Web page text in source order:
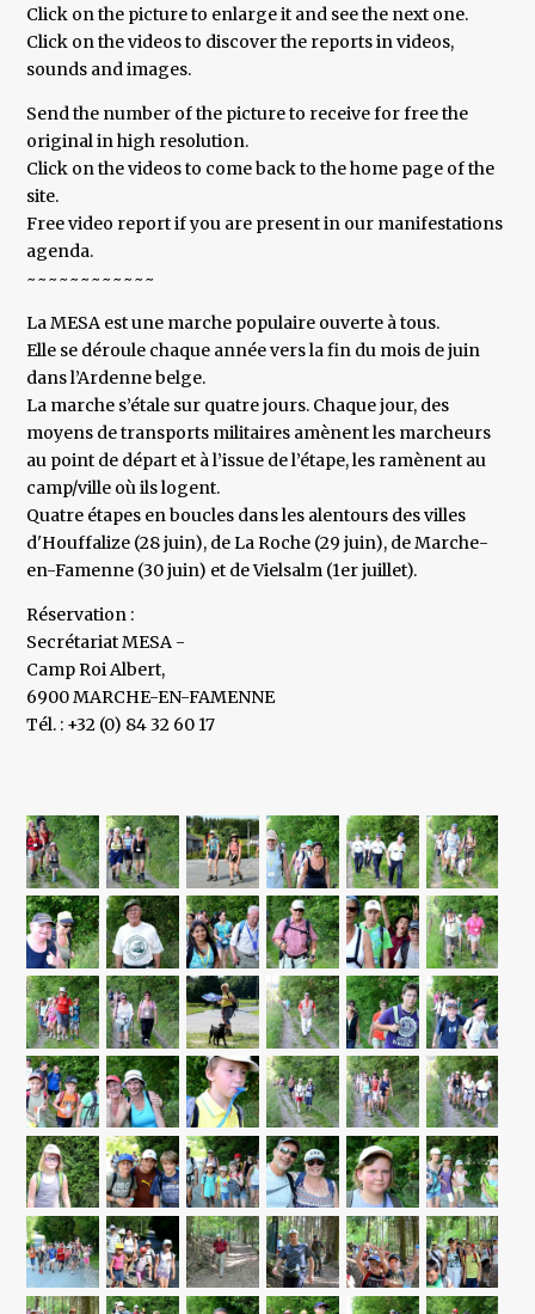
Click on the picture to enlarge it and see the next one.
Click on the videos to discover the reports in videos,
sounds and images.
Send the number of the picture to receive for free the
original in high resolution.
Click on the videos to come back to the home page of the
site.
Free video report if you are present in our manifestations
agenda.
~~~~~~~~~~~~
La MESA est une marche populaire ouverte à tous.
Elle se déroule chaque année vers la fin du mois de juin
dans l’Ardenne belge.
La marche s’étale sur quatre jours. Chaque jour, des
moyens de transports militaires amènent les marcheurs
au point de départ et à l’issue de l’étape, les ramènent au
camp/ville où ils logent.
Quatre étapes en boucles dans les alentours des villes
d'Houffalize (28 juin), de La Roche (29 juin), de Marche-
en-Famenne (30 juin) et de Vielsalm (1er juillet).
Réservation :
Secrétariat MESA -
Camp Roi Albert,
6900 MARCHE-EN-FAMENNE
Tél. : +32 (0) 84 32 60 17